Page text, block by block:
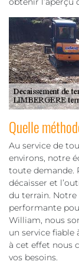
Quelle
Au service de
environs, notre
toute demande.
décaisser et
du terrain. Notre
performante
William, nous
un service fiable
à cet effet nous
vos besoins.